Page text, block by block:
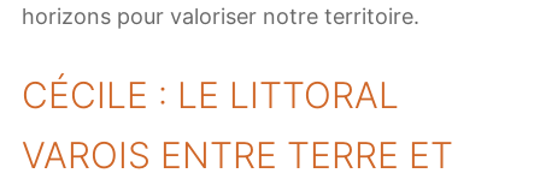
horizons pour valoriser notre territoire.
CÉCILE : LE LITTORAL
VAROIS ENTRE TERRE ET